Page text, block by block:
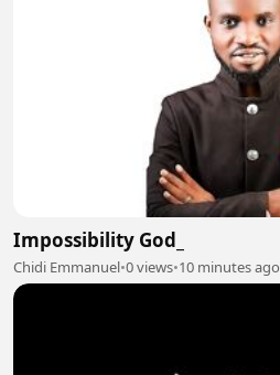
Impossibility God_
Chidi Emmanuel•0 views•10 minutes ago